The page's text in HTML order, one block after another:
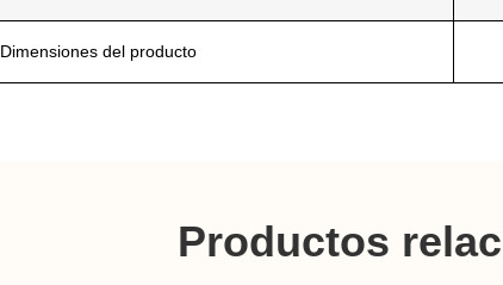
Dimensiones del producto
Productos